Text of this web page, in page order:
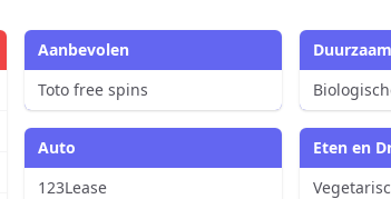
Aanbevolen
Toto free spins
Auto
123Lease
Eten en